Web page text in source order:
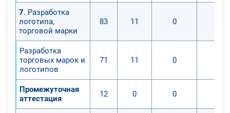
7. Разработка
логотипа,
торговой марки
83 11 0
Разработка
торговых марок и
логотипов
71 11 0
Промежуточная
аттестация
12 0 0